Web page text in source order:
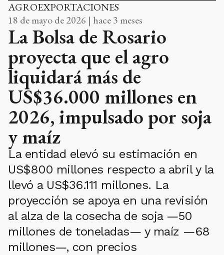
AGROEXPORTACIONES
18 de mayo de 2026 | hace 3 meses
La Bolsa de Rosario
proyecta que el agro
liquidará más de
US$36.000 millones en
2026, impulsado por soja
y maíz
La entidad elevó su estimación en
US$800 millones respecto a abril y la
llevó a US$36.111 millones. La
proyección se apoya en una revisión
al alza de la cosecha de soja —50
millones de toneladas— y maíz —68
millones—, con precios